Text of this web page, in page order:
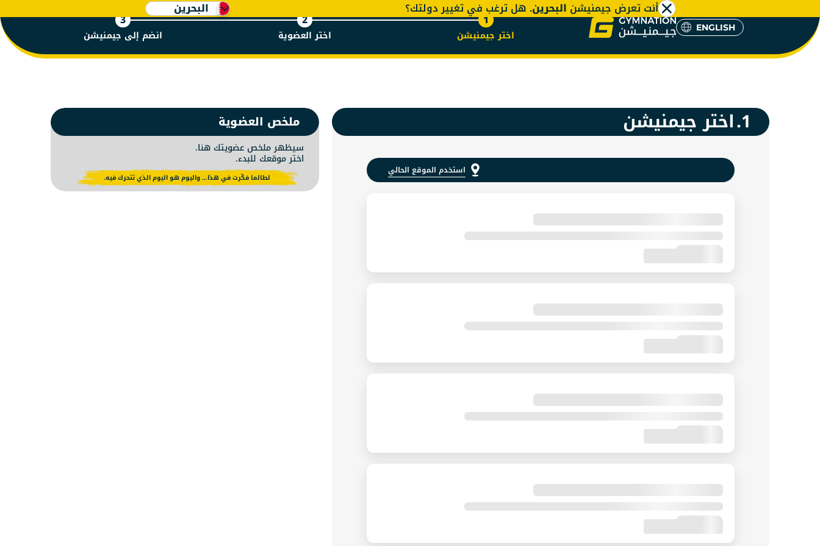
أنت تعرض جيمنيشن البحرين. هل ترغب في تغيير دولتك؟ البحرين
اشتراك جيمنيشن في
ENGLISH
1
اختر جيمنيشن
2
اختر العضوية
3
انضم إلى جيمنيشن
1. اختر جيمنيشن
استخدم الموقع الحالي
ملخص العضوية
سيظهر ملخص عضويتك هنا.
اختر موقعك للبدء.
لطالما فكّرت في هذا… واليوم هو اليوم الذي تتحرك فيه.